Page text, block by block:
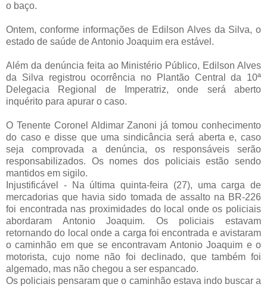
o baço.
Ontem, conforme informações de Edilson Alves da Silva, o
estado de saúde de Antonio Joaquim era estável.
Além da denúncia feita ao Ministério Público, Edilson Alves
da Silva registrou ocorrência no Plantão Central da 10ª
Delegacia Regional de Imperatriz, onde será aberto
inquérito para apurar o caso.
O Tenente Coronel Aldimar Zanoni já tomou conhecimento
do caso e disse que uma sindicância será aberta e, caso
seja comprovada a denúncia, os responsáveis serão
responsabilizados. Os nomes dos policiais estão sendo
mantidos em sigilo.
Injustificável - Na última quinta-feira (27), uma carga de
mercadorias que havia sido tomada de assalto na BR-226
foi encontrada nas proximidades do local onde os policiais
abordaram Antonio Joaquim. Os policiais estavam
retornando do local onde a carga foi encontrada e avistaram
o caminhão em que se encontravam Antonio Joaquim e o
motorista, cujo nome não foi declinado, que também foi
algemado, mas não chegou a ser espancado.
Os policiais pensaram que o caminhão estava indo buscar a